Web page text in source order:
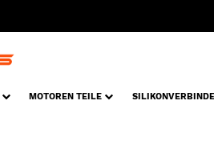
MOTOREN TEILE